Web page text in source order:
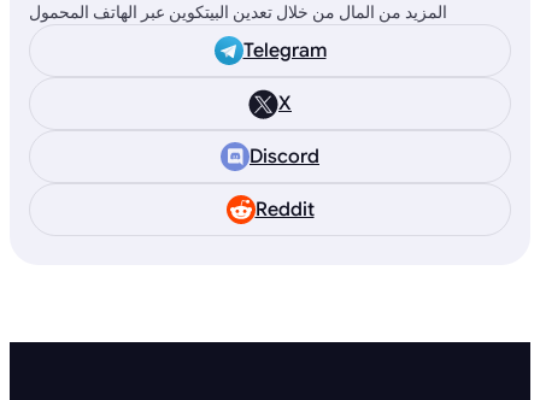
المزيد من المال من خلال تعدين البيتكوين عبر الهاتف المحمول
Telegram
X
Discord
Reddit